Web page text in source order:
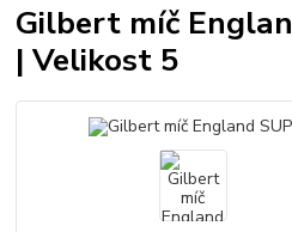
Gilbert míč
| Velikost 5